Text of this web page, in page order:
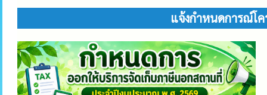
แจ้งกำหนดการณ์โ